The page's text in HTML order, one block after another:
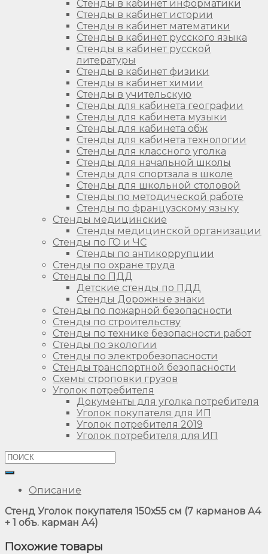
Стенды в кабинет информатики
Стенды в кабинет истории
Стенды в кабинет математики
Стенды в кабинет русского языка
Стенды в кабинет русской
литературы
Стенды в кабинет физики
Стенды в кабинет химии
Стенды в учительскую
Стенды для кабинета географии
Стенды для кабинета музыки
Стенды для кабинета обж
Стенды для кабинета технологии
Стенды для классного уголка
Стенды для начальной школы
Стенды для спортзала в школе
Стенды для школьной столовой
Стенды по методической работе
Стенды по французскому языку
Стенды медицинские
Стенды медицинской организации
Стенды по ГО и ЧС
Стенды по антикоррупции
Стенды по охране труда
Стенды по ПДД
Детские стенды по ПДД
Стенды Дорожные знаки
Стенды по пожарной безопасности
Стенды по строительству
Стенды по технике безопасности работ
Стенды по экологии
Стенды по электробезопасности
Стенды транспортной безопасности
Схемы строповки грузов
Уголок потребителя
Документы для уголка потребителя
Уголок покупателя для ИП
Уголок потребителя 2019
Уголок потребителя для ИП
Описание
Стенд Уголок покупателя 150х55 см (7 карманов А4
+ 1 объ. карман А4)
Похожие товары